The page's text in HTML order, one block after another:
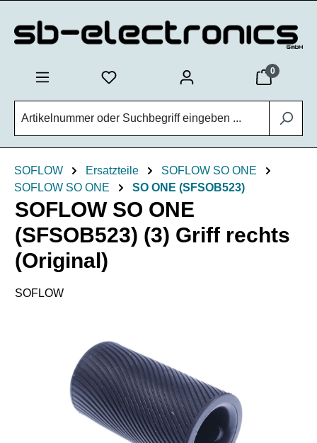
0
SOFLOW Ersatzteile
SOFLOW SO ONE
SOFLOW SO ONE
SO ONE (SFSOB523)
SOFLOW SO ONE
(SFSOB523) (3) Griff rechts
(Original)
SOFLOW
Bildergalerie überspringen